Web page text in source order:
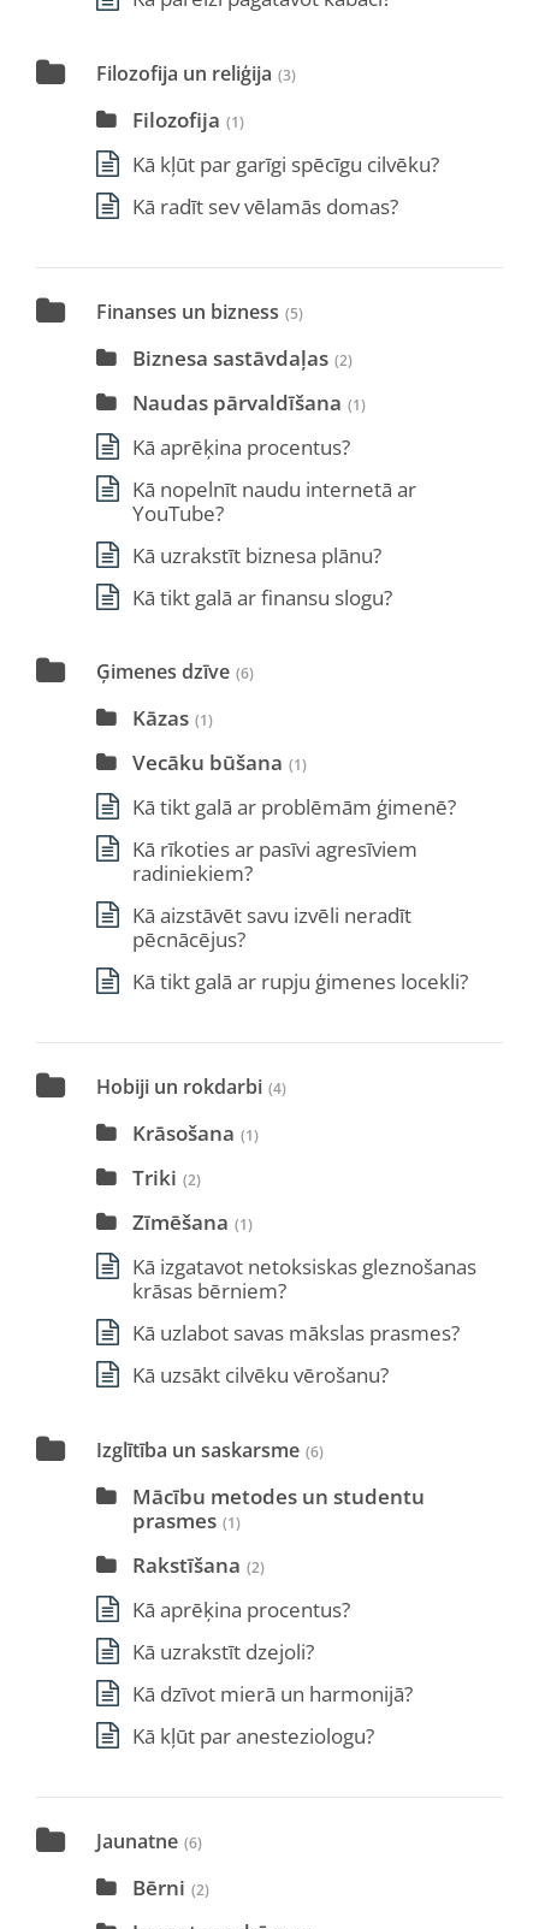
Filozofija un reliģija (3)
Filozofija (1)
Kā kļūt par garīgi spēcīgu cilvēku?
Kā radīt sev vēlamās domas?
Finanses un bizness (5)
Biznesa sastāvdaļas (2)
Naudas pārvaldīšana (1)
Kā aprēķina procentus?
Kā nopelnīt naudu internetā ar
YouTube?
Kā uzrakstīt biznesa plānu?
Kā tikt galā ar finansu slogu?
Ģimenes dzīve (6)
Kāzas (1)
Vecāku būšana (1)
Kā tikt galā ar problēmām ģimenē?
Kā rīkoties ar pasīvi agresīviem
radiniekiem?
Kā aizstāvēt savu izvēli neradīt
pēcnācējus?
Kā tikt galā ar rupju ģimenes locekli?
Hobiji un rokdarbi (4)
Krāsošana (1)
Triki (2)
Zīmēšana (1)
Kā izgatavot netoksiskas gleznošanas
krāsas bērniem?
Kā uzlabot savas mākslas prasmes?
Kā uzsākt cilvēku vērošanu?
Izglītība un saskarsme (6)
Mācību metodes un studentu
prasmes (1)
Rakstīšana (2)
Kā aprēķina procentus?
Kā uzrakstīt dzejoli?
Kā dzīvot mierā un harmonijā?
Kā kļūt par anesteziologu?
Jaunatne (6)
Bērni (2)